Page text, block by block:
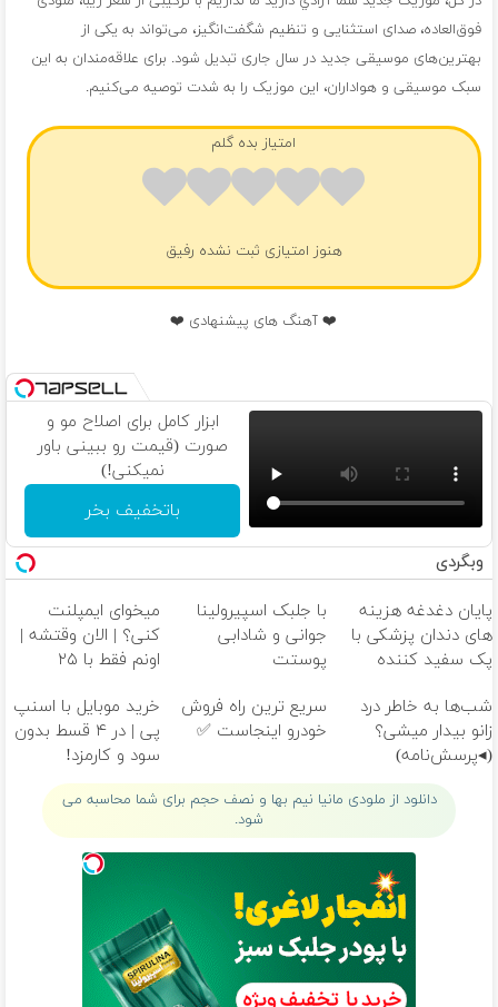
فوق‌العاده، صدای استثنایی و تنظیم شگفت‌انگیز، می‌تواند به یکی از
بهترین‌های موسیقی جدید در سال جاری تبدیل شود. برای علاقه‌مندان به این
سبک موسیقی و هواداران، این موزیک را به شدت توصیه می‌کنیم.
امتیاز بده گلم
هنوز امتیازی ثبت نشده رفیق
❤️ آهنگ های پیشنهادی ❤️
ابزار کامل برای اصلاح مو و
صورت (قیمت رو ببینی باور
نمیکنی!)
باتخفیف بخر
وبگردی
پایان دغدغه هزینه
های دندان پزشکی با
پک سفید کننده
با جلبک اسپیرولینا
جوانی و شادابی
پوستت
میخوای ایمپلنت
کنی؟ | الان وقتشه |
اونم فقط با ۲۵
شب‌ها به خاطر درد
زانو بیدار میشی؟
(◂پرسش‌نامه)
سریع ترین راه فروش
خودرو اینجاست ✅
خرید موبایل با اسنپ
پی | در ۴ قسط بدون
سود و کارمزد!
دانلود از ملودی مانیا نیم بها و نصف حجم برای شما محاسبه می
شود.